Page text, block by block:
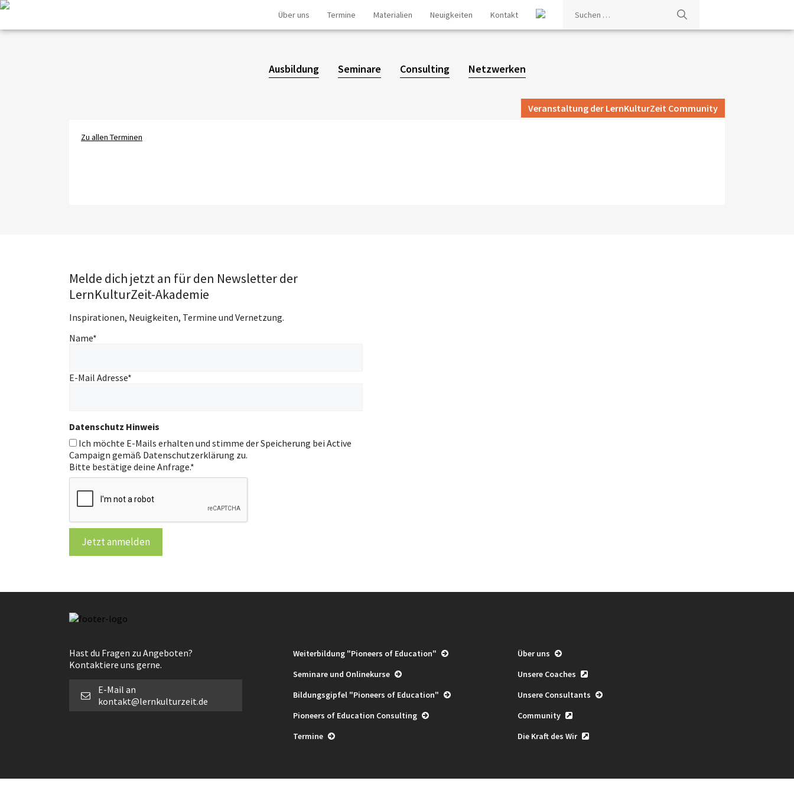
Zum
springen
Über uns Termine Materialien Neuigkeiten Kontakt
Suchen
Ausbildung Seminare Consulting Netzwerken
Veranstaltung der LernKulturZeit Community
Zu allen Terminen
Melde dich jetzt an für den Newsletter der
LernKulturZeit-Akademie
Inspirationen, Neuigkeiten, Termine und Vernetzung.
Name*
E-Mail Adresse*
Datenschutz Hinweis
Ich möchte E-Mails erhalten und stimme der Speicherung bei Active
Campaign gemäß Datenschutzerklärung zu.
Bitte bestätige deine Anfrage.*
Jetzt anmelden
Hast du Fragen zu Angeboten?
Kontaktiere uns gerne.
E-Mail an
kontakt@lernkulturzeit.de
Weiterbildung "Pioneers of Education"
Über uns
Seminare und Onlinekurse
Unsere Coaches
Bildungsgipfel "Pioneers of Education"
Unsere Consultants
Pioneers of Education Consulting
Community
Termine
Die Kraft des Wir